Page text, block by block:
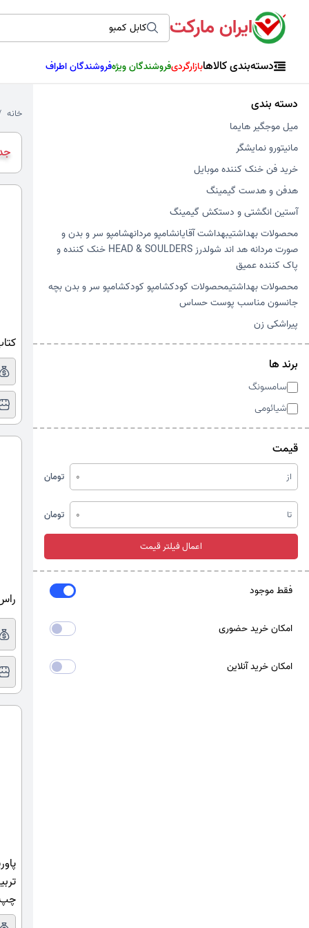
ایران مارکت
دسته‌بندی کالاهابازارگردیفروشندگان ویژهفروشندگان اطراف
دسته بندی
میل موجگیر هایما
مانیتورو نمایشگر
خرید فن خنک کننده موبایل
هدفن و هدست گیمینگ
آستین انگشتی و دستکش گیمینگ
محصولات بهداشتیبهداشت آقایانشامپو مردانهشامپو سر و بدن و
صورت مردانه هد اند شولدرز HEAD & SOULDERS خنک کننده و
پاک کننده عمیق
محصولات بهداشتیمحصولات کودکشامپو کودکشامپو سر و بدن بچه
جانسون مناسب پوست حساس
پیراشکی زن
برند ها
سامسونگ
شیائومی
قیمت
از تومان
تا تومان
اعمال فیلتر قیمت
فقط موجود
امکان خرید حضوری
امکان خرید آنلاین
خانه
چپ